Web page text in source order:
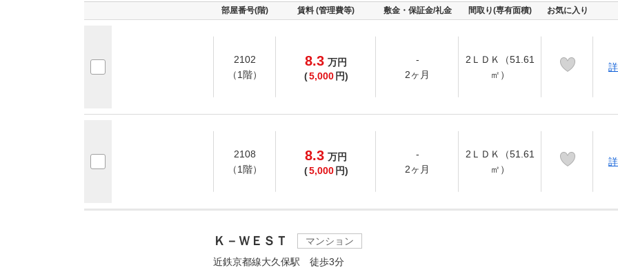
部屋番号(階) 賃料 (管理費等) 敷金・保証金/礼金 間取り(専有面積) お気に入り
2102
（1階）
8.3 万円
(5,000 円)
-
2ヶ月
2ＬＤＫ（51.61
㎡）
2108
（1階）
8.3 万円
(5,000 円)
-
2ヶ月
2ＬＤＫ（51.61
㎡）
Ｋ－ＷＥＳＴ
マンション
近鉄京都線大久保駅 徒歩3分